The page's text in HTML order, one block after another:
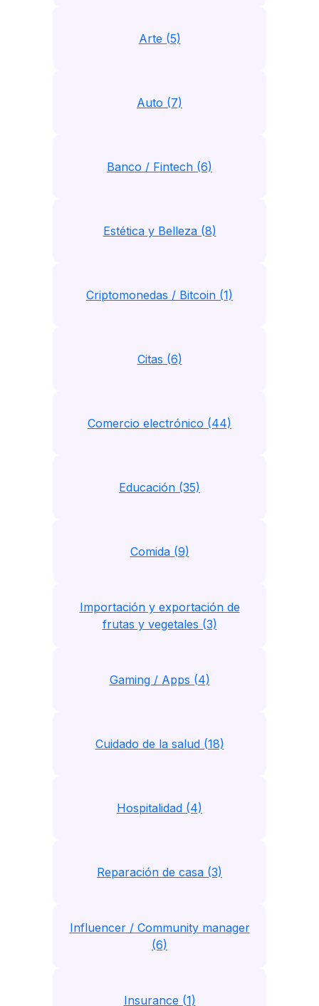
Arte (5)
Auto (7)
Banco / Fintech (6)
Estética y Belleza (8)
Criptomonedas / Bitcoin (1)
Citas (6)
Comercio electrónico (44)
Educación (35)
Comida (9)
Importación y exportación de
frutas y vegetales (3)
Gaming / Apps (4)
Cuidado de la salud (18)
Hospitalidad (4)
Reparación de casa (3)
Influencer / Community manager
(6)
Insurance (1)